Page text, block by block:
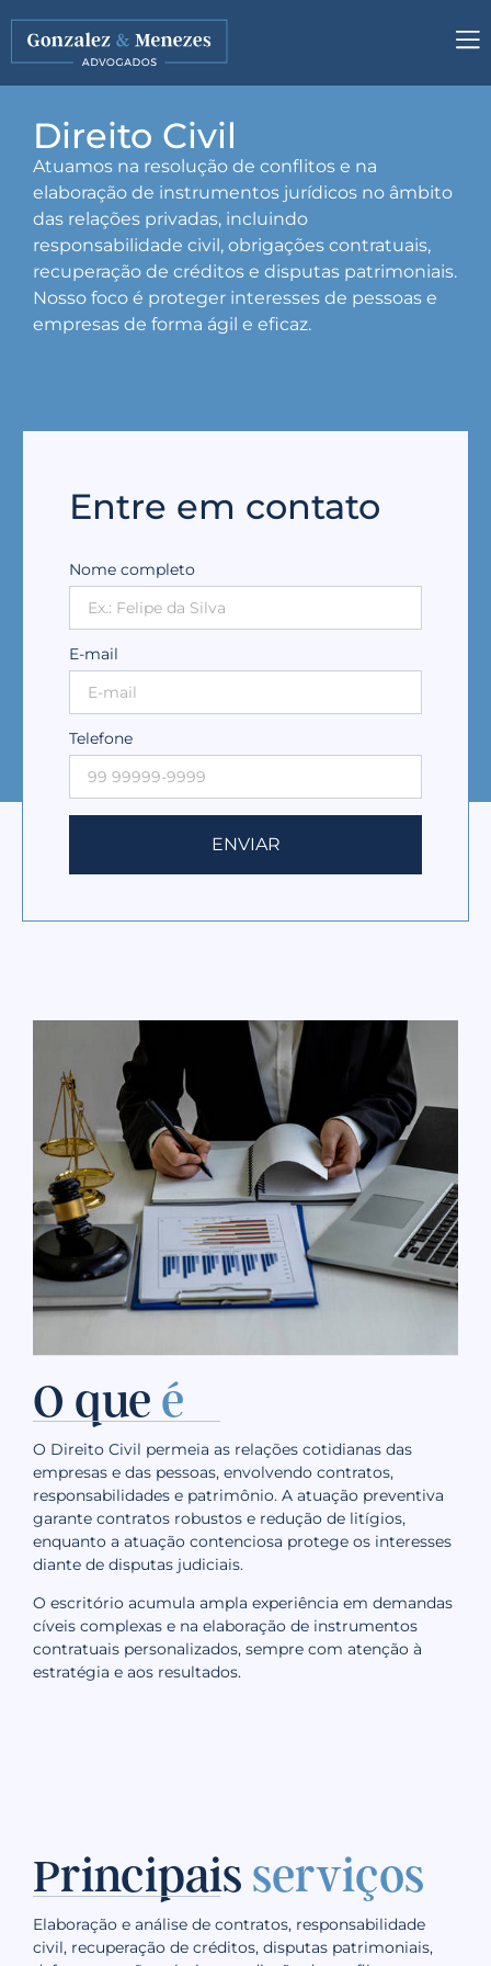
Direito Civil
Atuamos na resolução de conflitos e na
elaboração de instrumentos jurídicos no âmbito
das relações privadas, incluindo
responsabilidade civil, obrigações contratuais,
recuperação de créditos e disputas patrimoniais.
Nosso foco é proteger interesses de pessoas e
empresas de forma ágil e eficaz.
Entre em contato
Nome completo
E-mail
Telefone
ENVIAR
O que é
O Direito Civil permeia as relações cotidianas das
empresas e das pessoas, envolvendo contratos,
responsabilidades e patrimônio. A atuação preventiva
garante contratos robustos e redução de litígios,
enquanto a atuação contenciosa protege os interesses
diante de disputas judiciais.
O escritório acumula ampla experiência em demandas
cíveis complexas e na elaboração de instrumentos
contratuais personalizados, sempre com atenção à
estratégia e aos resultados.
Principais serviços
Elaboração e análise de contratos, responsabilidade
civil, recuperação de créditos, disputas patrimoniais,